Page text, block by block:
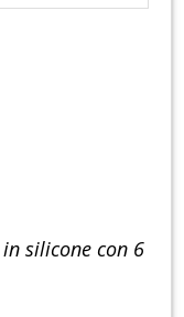
silicone con 6